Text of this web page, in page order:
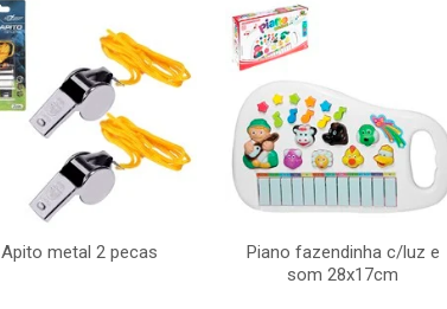
Apito metal 2 pecas
Piano fazendinha c/luz e
som 28x17cm